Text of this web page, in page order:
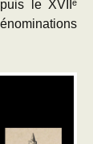
le XVIIᵉ